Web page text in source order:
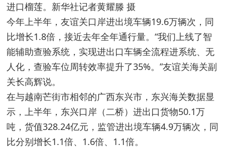
进口榴莲。新华社记者黄耀滕 摄
今年上半年，友谊关口岸进出境车辆19.6万辆次，同
比增长1.8倍，接近去年全年通行量。“我们上线了智
能辅助查验系统，实现进出口车辆全流程进系统、无
人化，查验车位周转效率提升了35%。”友谊关海关副
关长高辉说。
在与越南芒街市相邻的广西东兴市，东兴海关数据显
示，上半年，东兴口岸（二桥）进出口货物50.1万
吨，货值328.24亿元，监管进出境车辆4.9万辆次，同
比分别增长1.1倍、1.6倍、1.1倍。